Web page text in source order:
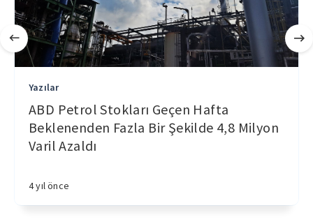
Yazılar
ABD Petrol Stokları Geçen Hafta
Beklenenden Fazla Bir Şekilde 4,8 Milyon
Varil Azaldı
4 yıl önce